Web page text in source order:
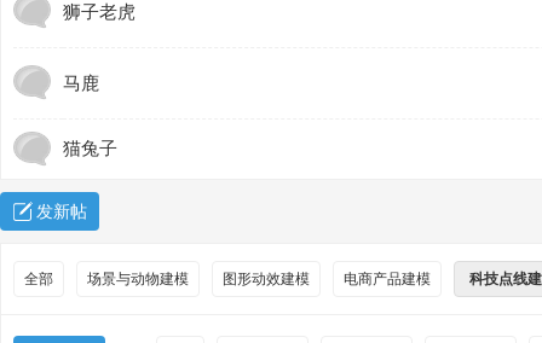
狮子老虎
马鹿
猫兔子
发新帖
全部 场景与动物建模 图形动效建模 电商产品建模 科技点线